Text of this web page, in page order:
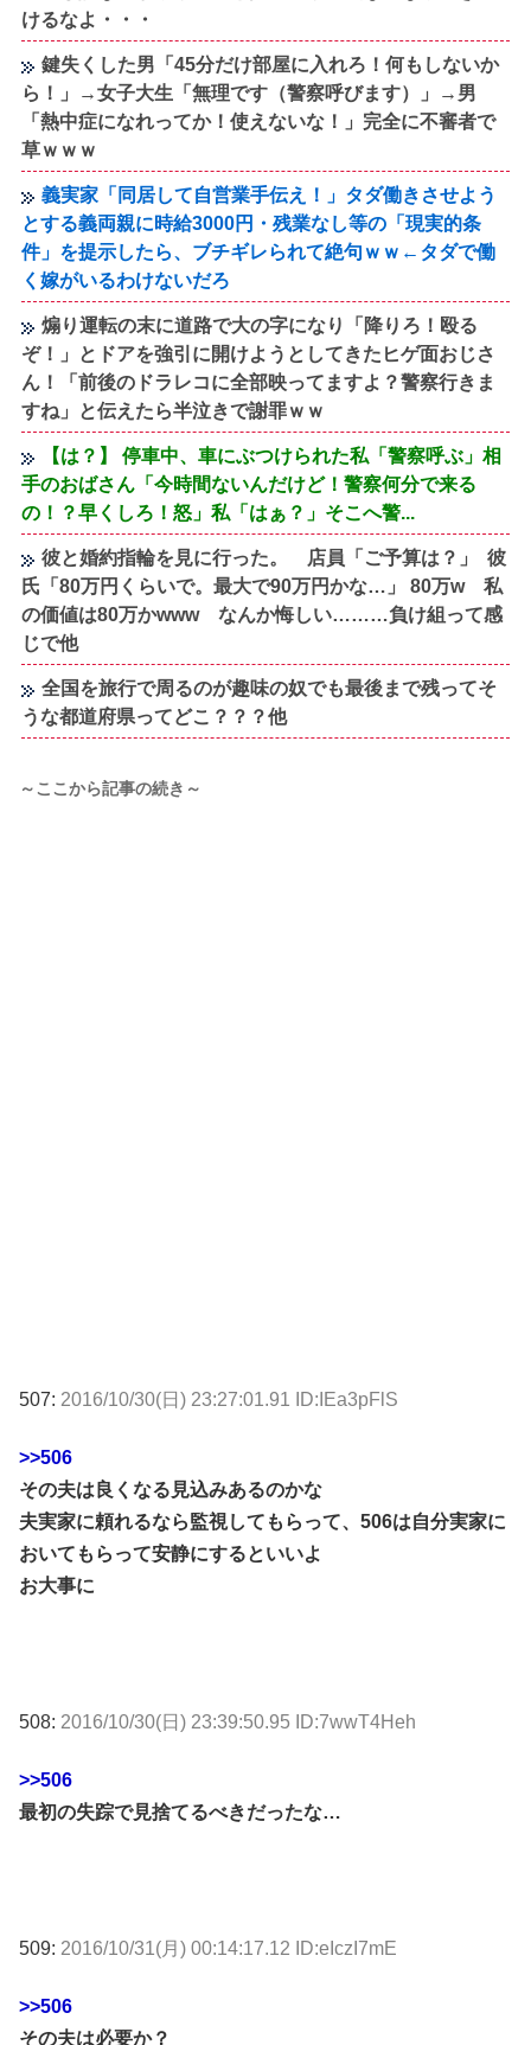
けるなよ・・・
鍵失くした男「45分だけ部屋に入れろ！何もしないか
ら！」→女子大生「無理です（警察呼びます）」→男
「熱中症になれってか！使えないな！」完全に不審者で
草ｗｗｗ
義実家「同居して自営業手伝え！」タダ働きさせよう
とする義両親に時給3000円・残業なし等の「現実的条
件」を提示したら、ブチギレられて絶句ｗｗ←タダで働
く嫁がいるわけないだろ
煽り運転の末に道路で大の字になり「降りろ！殴る
ぞ！」とドアを強引に開けようとしてきたヒゲ面おじさ
ん！「前後のドラレコに全部映ってますよ？警察行きま
すね」と伝えたら半泣きで謝罪ｗｗ
【は？】 停車中、車にぶつけられた私「警察呼ぶ」相
手のおばさん「今時間ないんだけど！警察何分で来る
の！？早くしろ！怒」私「はぁ？」そこへ警...
彼と婚約指輪を見に行った。 店員「ご予算は？」 彼
氏「80万円くらいで。最大で90万円かな…」 80万w 私
の価値は80万かwww なんか悔しい………負け組って感
じで他
全国を旅行で周るのが趣味の奴でも最後まで残ってそ
うな都道府県ってどこ？？？他
～ここから記事の続き～
507: 2016/10/30(日) 23:27:01.91 ID:IEa3pFlS
>>506
その夫は良くなる見込みあるのかな
夫実家に頼れるなら監視してもらって、506は自分実家に
おいてもらって安静にするといいよ
お大事に
508: 2016/10/30(日) 23:39:50.95 ID:7wwT4Heh
>>506
最初の失踪で見捨てるべきだったな…
509: 2016/10/31(月) 00:14:17.12 ID:eIczI7mE
>>506
その夫は必要か？